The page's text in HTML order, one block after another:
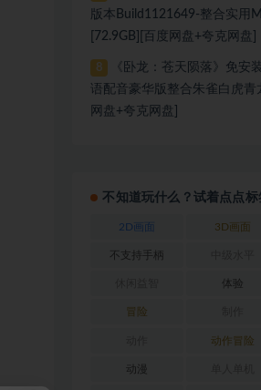
版本Build1121649-整合实用
[72.9GB][百度网盘+夸克网盘]
8
《卧龙：苍天陨落》免安
语配音豪华版整合朱雀白虎青
网盘+夸克网盘]
不知道玩什么？试着点点标
2D画面 3D画面
不支持手柄
体验
冒险
动作冒险
动漫